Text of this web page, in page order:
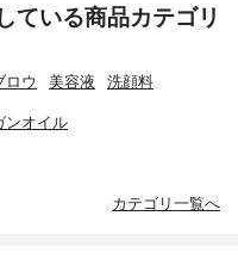
ている商品カテゴリ
ロウ 美容液 洗顔料
ンオイル
カテゴリ一覧へ